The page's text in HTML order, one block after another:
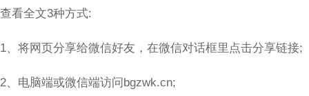
查看全文3种方式:
1、将网页分享给微信好友，在微信对话框里点击分享链接;
2、电脑端或微信端访问bgzwk.cn;